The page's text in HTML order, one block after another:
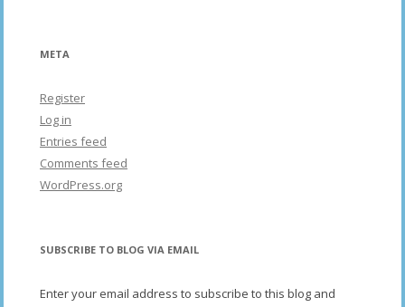
META
Register
Log in
Entries feed
Comments feed
WordPress.org
SUBSCRIBE TO BLOG VIA EMAIL
Enter your email address to subscribe to this blog and